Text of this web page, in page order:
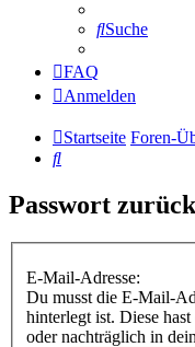
Suche
FAQ
Anmelden
Startseite Foren-
Suche
Passwort
E-Mail-Adresse:
Du musst die E-Mail-
hinterlegt ist. Diese
oder nachträglich in